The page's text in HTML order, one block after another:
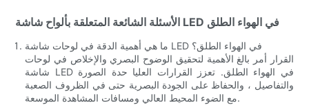
الأسئلة الشائعة المتعلقة بألواح شاشة LED في الهواء الطلق
ما هي أهمية الدقة في لوحات شاشة LED في الهواء الطلق؟
القرار أمر بالغ الأهمية لتحقيق الوضوح البصري والإخلاص في لوحات
شاشة LED في الهواء الطلق. تعزز القرارات العليا حدة الصورة
والتفاصيل ، والحفاظ على الجودة البصرية حتى في الظروف الصعبة
مع الضوء المحيط العالي ومسافات المشاهدة الموسعة.